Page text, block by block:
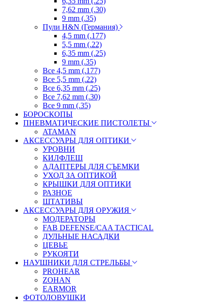
7,62 mm (.30)
9 mm (.35)
Пули H&N (Германия)
4,5 mm (.177)
5,5 mm (.22)
6,35 mm (.25)
9 mm (.35)
Все 4,5 mm (.177)
Все 5,5 mm (.22)
Все 6,35 mm (.25)
Все 7,62 mm (.30)
Все 9 mm (.35)
БОРОСКОПЫ
ПНЕВМАТИЧЕСКИЕ ПИСТОЛЕТЫ
ATAMAN
АКСЕССУАРЫ ДЛЯ ОПТИКИ
УРОВНИ
КИЛФЛЕШ
АДАПТЕРЫ ДЛЯ СЪЕМКИ
УХОД ЗА ОПТИКОЙ
КРЫШКИ ДЛЯ ОПТИКИ
РАЗНОЕ
ШТАТИВЫ
АКСЕССУАРЫ ДЛЯ ОРУЖИЯ
МОДЕРАТОРЫ
FAB DEFENSE/CAA TACTICAL
ДУЛЬНЫЕ НАСАДКИ
ЦЕВЬЕ
РУКОЯТИ
НАУШНИКИ ДЛЯ СТРЕЛЬБЫ
PROHEAR
ZOHAN
EARMOR
ФОТОЛОВУШКИ